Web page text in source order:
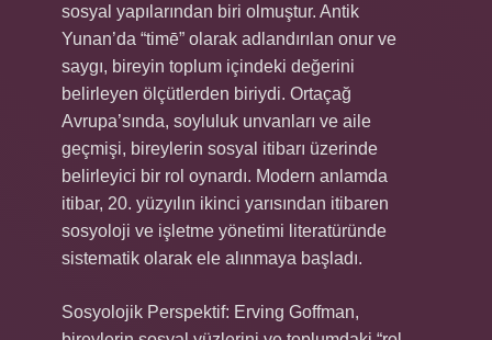
sosyal yapılarından biri olmuştur. Antik
Yunan’da “timē” olarak adlandırılan onur ve
saygı, bireyin toplum içindeki değerini
belirleyen ölçütlerden biriydi. Ortaçağ
Avrupa’sında, soyluluk unvanları ve aile
geçmişi, bireylerin sosyal itibarı üzerinde
belirleyici bir rol oynardı. Modern anlamda
itibar, 20. yüzyılın ikinci yarısından itibaren
sosyoloji ve işletme yönetimi literatüründe
sistematik olarak ele alınmaya başladı.
Sosyolojik Perspektif: Erving Goffman,